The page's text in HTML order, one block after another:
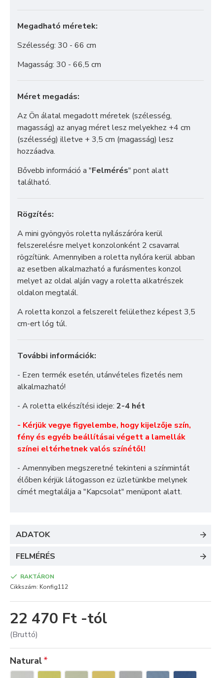
Megadható méretek:
Szélesség: 30 - 66 cm
Magasság: 30 - 66,5 cm
Méret megadás:
Az Ön álatal megadott méretek (szélesség,
magasság) az anyag méret lesz melyekhez +4 cm
(szélesség) illetve + 3,5 cm (magasság) lesz
hozzáadva.
Bővebb információ a "Felmérés" pont alatt
található.
Rögzítés:
A mini gyöngyös roletta nyílászáróra kerül
felszerelésre melyet konzolonként 2 csavarral
rögzítünk. Amennyiben a roletta nyílóra kerül abban
az esetben alkalmazható a furásmentes konzol
melyet az oldal alján vagy a roletta alkatrészek
oldalon megtalál.
A roletta konzol a felszerelt felülethez képest 3,5
cm-ert lóg túl.
További információk:
- Ezen termék esetén, utánvételes fizetés nem
alkalmazható!
- A roletta elkészítési ideje: 2-4 hét
- Kérjük vegye figyelembe, hogy kijelzője szín,
fény és egyéb beállításai végett a lamellák
színei eltérhetnek valós színétől!
- Amennyiben megszeretné tekinteni a színmintát
élőben kérjük látogasson ez üzletünkbe melynek
címét megtalálja a "Kapcsolat" menüpont alatt.
ADATOK
FELMÉRÉS
22 470 Ft -tól
(Bruttó)
RAKTÁRON
Cikkszám: Konfig112
Natural